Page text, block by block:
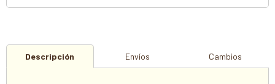
Descripción Envíos Cambios